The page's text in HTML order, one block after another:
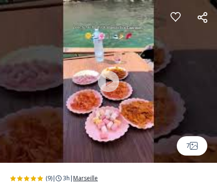
Panneau de gestion des cookies
7
(9)| 3h | Marseille